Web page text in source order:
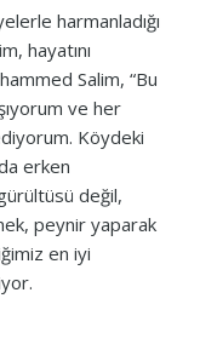
harmanladığı
hayatını
Salim, “Bu
ve her
Köydeki
erken
değil,
peynir yaparak
en iyi